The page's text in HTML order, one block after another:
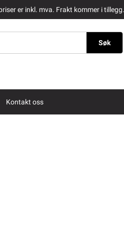
er inkl. mva. Frakt kommer i tillegg.
Søk
Kontakt oss